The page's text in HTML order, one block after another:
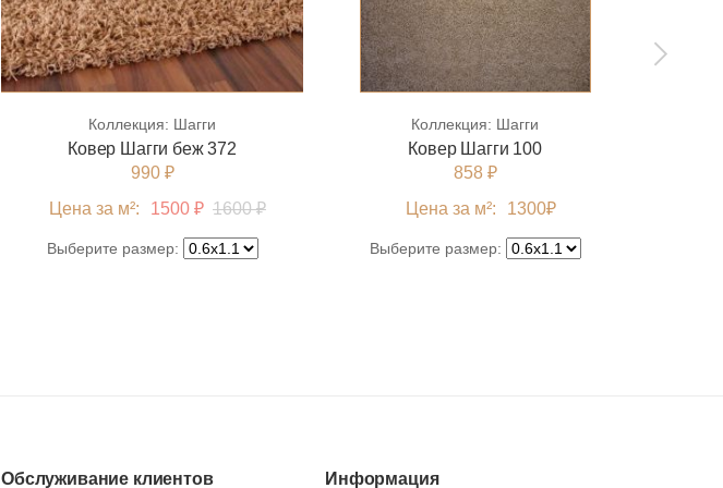
4м x 4м 128 000 ₽ КУПИТЬ
4м x 5м 160 000 ₽ КУПИТЬ
КУПИТЬ
Коллекция: Шагги
Ковер Шагги беж 372
990 ₽
Цена за м²:
1500 ₽ 1600 ₽
Выберите размер:
Коллекция: Шагги
Ковер Шагги 100
858 ₽
Цена за м²:
1300₽
Выберите размер:
Обслуживание клиентов Информация